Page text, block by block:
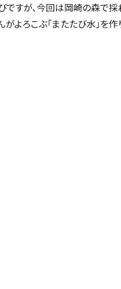
すが、今回は岡崎の森で採
よろこぶ「またたび水」を作